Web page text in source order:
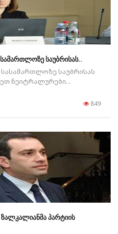
საუბრისას..
სასამართლოზე საუბრისას
ნეიტრალურები...
849
პარტიის